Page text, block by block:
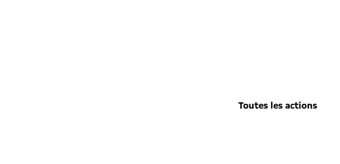
Toutes les actions